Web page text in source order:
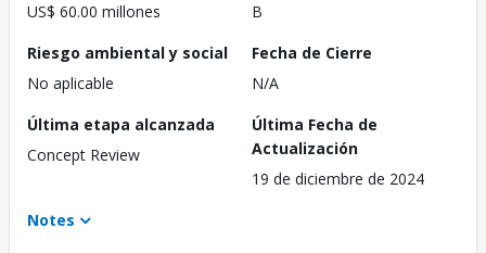
US$ 60.00 millones
B
Riesgo ambiental y social
No aplicable
Fecha de Cierre
N/A
Última etapa alcanzada
Concept Review
Última Fecha de
Actualización
19 de diciembre de 2024
Notes